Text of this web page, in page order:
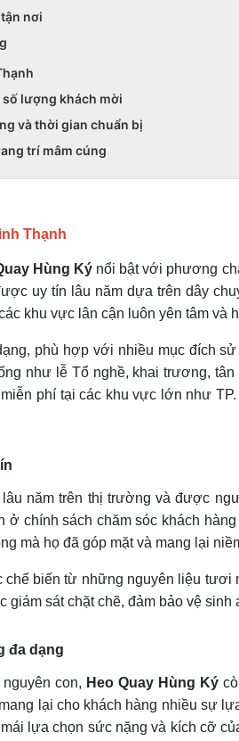
nơi
số lượng khách mời
và thời gian chuẩn bị
trí mâm cúng
Thạnh
Hùng Kýnổi bật với phương
uy tín lâu năm dựa trên dây
khu vực lân cận luôn yên tâm
phù hợp với nhiều mục đích
như lễ Tổ nghề, khai trương,
phí tại các khu vực lớn như
lâu năm trên thị trường và được
chính sách chăm sóc khách
mà họ đã góp mặt và mang lại
biến từ những nguyên liệu
sát chặt chẽ, đảm bảo vệ sinh
đa dạng
con, Heo Quay Hùng Ký
lại cho khách hàng nhiều sự
lựa chọn sức nặng và kích cỡ